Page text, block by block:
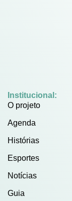
Institucional:
O projeto
Agenda
Histórias
Esportes
Notícias
Guia